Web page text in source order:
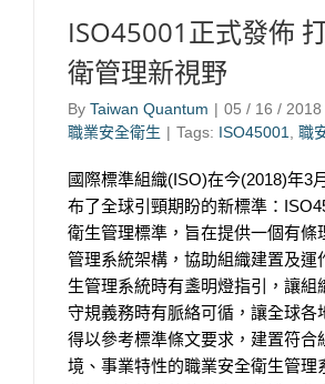
ISO45001正式發佈
衛管理新視野
By Taiwan Quantum | 05 / 16 / 2018
職業安全衛生 | Tags: ISO45001, 職
國際標準組織(ISO)在今(2018)年3
布了全球引頸期盼的新標準：
衛生管理標準，旨在提供一個有條
管理系統架構，協助組織建置及運
生管理系統時有盞明燈指引，讓組
守規義務時有脈絡可循，讓全球各
得以參考標準條文要求，建置符合
境、事業特性的職業安全衛生管理